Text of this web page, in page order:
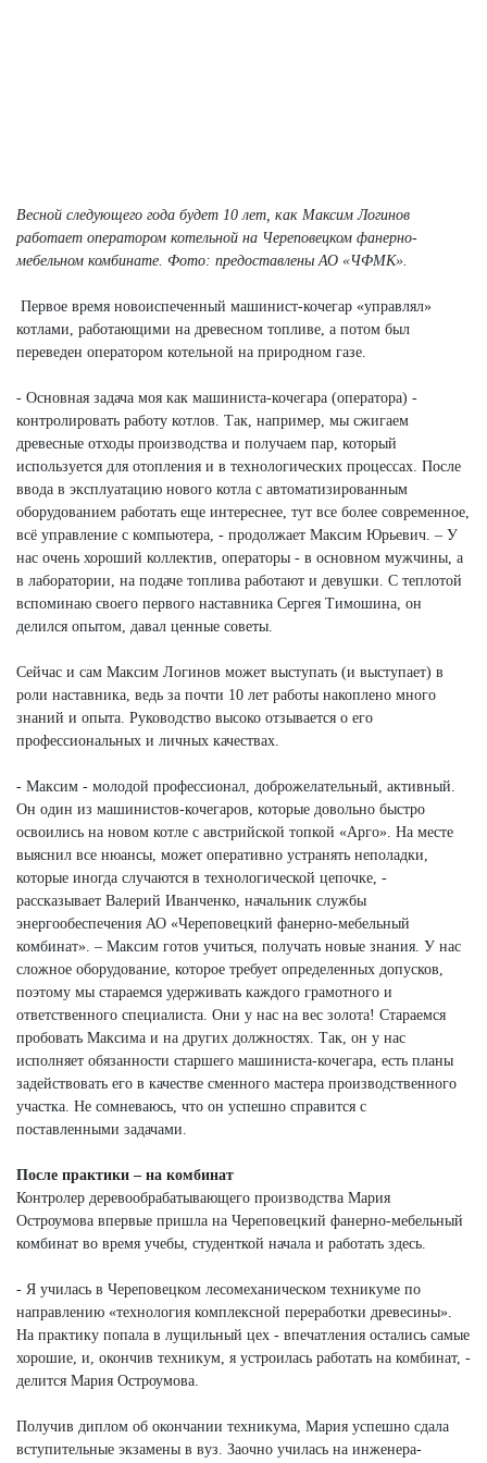
Весной следующего года будет 10 лет, как Максим Логинов
работает оператором котельной на Череповецком фанерно-
мебельном комбинате. Фото: предоставлены АО «ЧФМК».
Первое время новоиспеченный машинист-кочегар «управлял»
котлами, работающими на древесном топливе, а потом был
переведен оператором котельной на природном газе.
- Основная задача моя как машиниста-кочегара (оператора) -
контролировать работу котлов. Так, например, мы сжигаем
древесные отходы производства и получаем пар, который
используется для отопления и в технологических процессах. После
ввода в эксплуатацию нового котла с автоматизированным
оборудованием работать еще интереснее, тут все более современное,
всё управление с компьютера, - продолжает Максим Юрьевич. – У
нас очень хороший коллектив, операторы - в основном мужчины, а
в лаборатории, на подаче топлива работают и девушки. С теплотой
вспоминаю своего первого наставника Сергея Тимошина, он
делился опытом, давал ценные советы.
Сейчас и сам Максим Логинов может выступать (и выступает) в
роли наставника, ведь за почти 10 лет работы накоплено много
знаний и опыта. Руководство высоко отзывается о его
профессиональных и личных качествах.
- Максим - молодой профессионал, доброжелательный, активный.
Он один из машинистов-кочегаров, которые довольно быстро
освоились на новом котле с австрийской топкой «Арго». На месте
выяснил все нюансы, может оперативно устранять неполадки,
которые иногда случаются в технологической цепочке, -
рассказывает Валерий Иванченко, начальник службы
энергообеспечения АО «Череповецкий фанерно-мебельный
комбинат». – Максим готов учиться, получать новые знания. У нас
сложное оборудование, которое требует определенных допусков,
поэтому мы стараемся удерживать каждого грамотного и
ответственного специалиста. Они у нас на вес золота! Стараемся
пробовать Максима и на других должностях. Так, он у нас
исполняет обязанности старшего машиниста-кочегара, есть планы
задействовать его в качестве сменного мастера производственного
участка. Не сомневаюсь, что он успешно справится с
поставленными задачами.
После практики – на комбинат
Контролер деревообрабатывающего производства Мария
Остроумова впервые пришла на Череповецкий фанерно-мебельный
комбинат во время учебы, студенткой начала и работать здесь.
- Я училась в Череповецком лесомеханическом техникуме по
направлению «технология комплексной переработки древесины».
На практику попала в лущильный цех - впечатления остались самые
хорошие, и, окончив техникум, я устроилась работать на комбинат, -
делится Мария Остроумова.
Получив диплом об окончании техникума, Мария успешно сдала
вступительные экзамены в вуз. Заочно училась на инженера-